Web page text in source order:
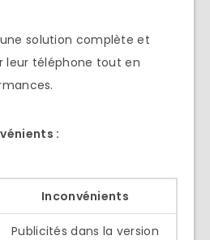
solution complète et
leur téléphone tout en
:
Inconvénients
Publicités dans la version